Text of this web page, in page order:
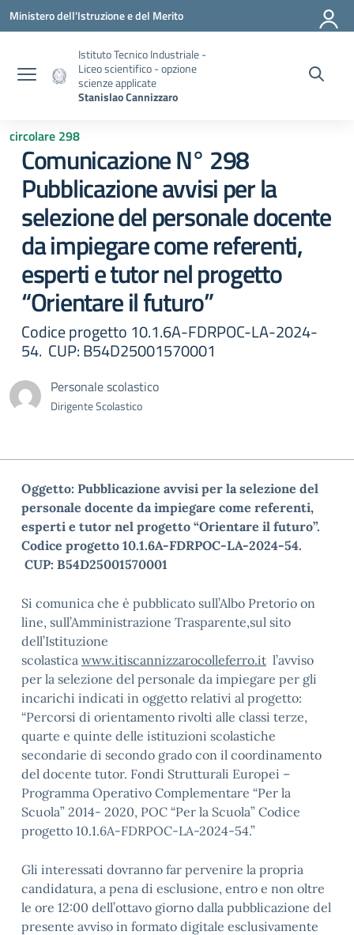
Vai ai contenuti
Vai al menu di navigazione
Vai al footer
Ministero dell'Istruzione e del Merito
Istituto Tecnico Industriale -
Liceo scientifico - opzione
scienze applicate
Stanislao Cannizzaro
circolare 298
Comunicazione N° 298
Pubblicazione avvisi per la
selezione del personale docente
da impiegare come referenti,
esperti e tutor nel progetto
“Orientare il futuro”
Codice progetto 10.1.6A-FDRPOC-LA-2024-
54. CUP: B54D25001570001
Personale scolastico
Dirigente Scolastico
Oggetto: Pubblicazione avvisi per la selezione del
personale docente da impiegare come referenti,
esperti e tutor nel progetto “Orientare il futuro”.
Codice progetto 10.1.6A-FDRPOC-LA-2024-54.
CUP: B54D25001570001
Si comunica che è pubblicato sull’Albo Pretorio on
line, sull’Amministrazione Trasparente,sul sito
dell’Istituzione
scolastica www.itiscannizzarocolleferro.it l’avviso
per la selezione del personale da impiegare per gli
incarichi indicati in oggetto relativi al progetto:
“Percorsi di orientamento rivolti alle classi terze,
quarte e quinte delle istituzioni scolastiche
secondarie di secondo grado con il coordinamento
del docente tutor. Fondi Strutturali Europei –
Programma Operativo Complementare “Per la
Scuola” 2014- 2020, POC “Per la Scuola” Codice
progetto 10.1.6A-FDRPOC-LA-2024-54.”
Gli interessati dovranno far pervenire la propria
candidatura, a pena di esclusione, entro e non oltre
le ore 12:00 dell’ottavo giorno dalla pubblicazione del
presente avviso in formato digitale esclusivamente